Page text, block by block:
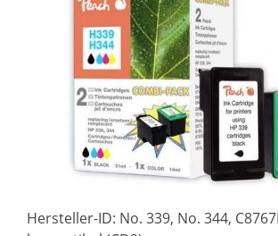
Hersteller-ID: No. 339, No. 344,